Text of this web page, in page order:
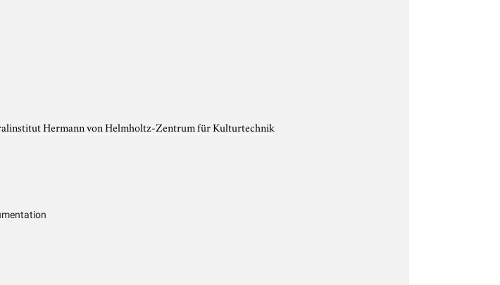
Hermann von Helmholtz-Zentrum für Kulturtechnik